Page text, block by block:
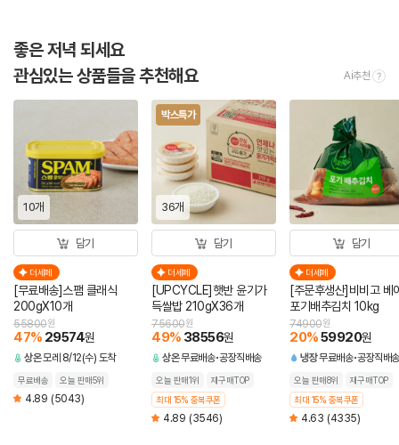
좋은 저녁 되세요
관심있는 상품들을 추천해요
Ai추천
10개
담기
더세페
[무료배송]스팸 클래식
200gX10개
47% 29574원
55800원
상온 모레 8/12(수) 도착
무료배송 오늘 판매5위
4.89 (5043)
박스특가
36개
담기
더세페
[UPCYCLE]햇반 윤기가
득쌀밥 210gX36개
49% 38556원
75600원
상온무료배송 공장직배송
오늘 판매1위
재구매TOP
최대 15% 중복쿠폰
4.89 (3546)
담기
더세페
[주문후생산]비비고 베
포기배추김치 10kg
20%59920원
74900원
냉장무료배송 공장직배송
오늘 판매8위
재구매TOP
최대 15% 중복쿠폰
4.63 (4335)